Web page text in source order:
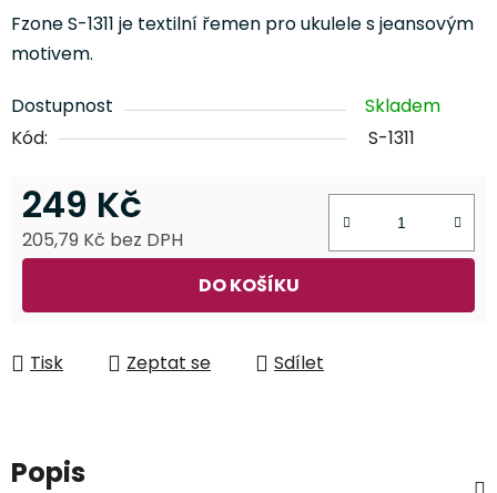
Fzone S-1311 je textilní řemen pro ukulele s jeansovým
motivem.
Dostupnost
Skladem
Kód:
S-1311
249 Kč
205,79 Kč bez DPH
DO KOŠÍKU
Tisk Zeptat se Sdílet
Popis